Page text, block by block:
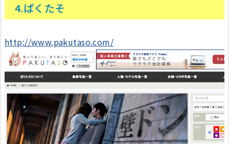
4.ぱくたそ
http://www.pakutaso.com/